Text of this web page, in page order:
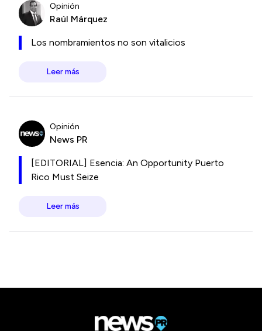
Opinión
Raúl Márquez
Los nombramientos no son vitalicios
Leer más
Opinión
News PR
[EDITORIAL] Esencia: An Opportunity Puerto
Rico Must Seize
Leer más